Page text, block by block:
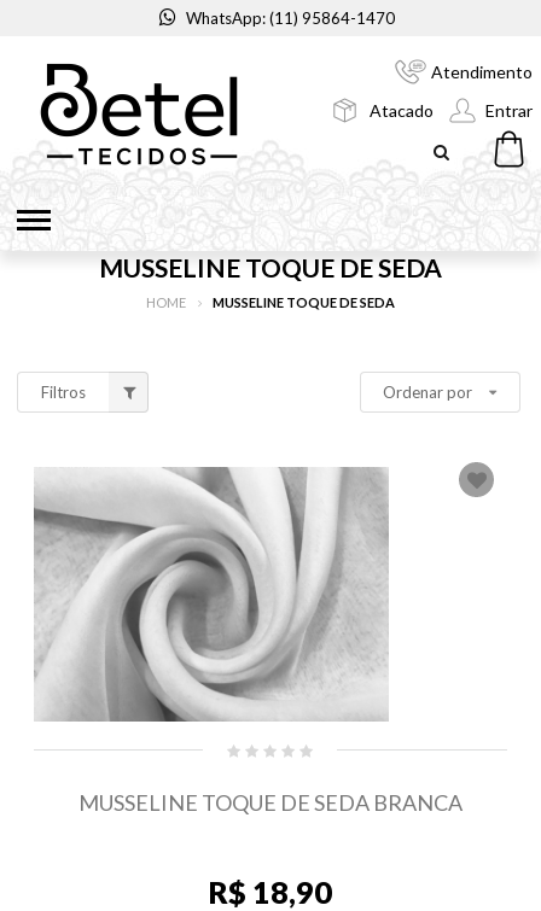
WhatsApp: (11) 95864-1470
Atendimento
Atacado
Entrar
MUSSELINE TOQUE DE SEDA
HOME MUSSELINE TOQUE DE SEDA
Filtros Ordenar por
MUSSELINE TOQUE DE SEDA BRANCA
R$ 18,90